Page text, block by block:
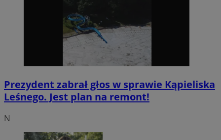
Prezydent zabrał głos w sprawie Kąpieliska
Leśnego. Jest plan na remont!
N